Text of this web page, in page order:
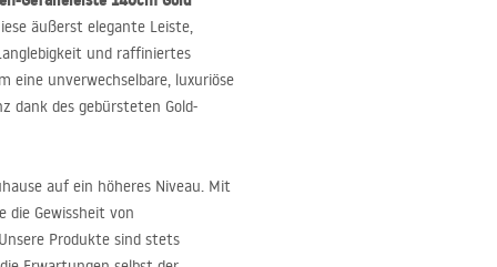
äußerst elegante Leiste,
und raffiniertes
eine unverwechselbare, luxuriöse
dank des gebürsteten Gold-
auf ein höheres Niveau. Mit
die Gewissheit von
Produkte sind stets